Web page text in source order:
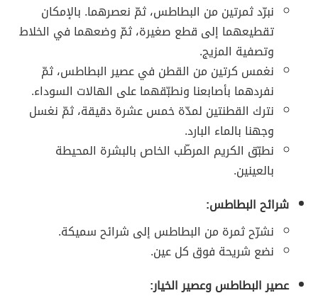
نبرّد ثمرتين من البطاطس، ثمّ نعصرهما. بالإمكان
تقطيعهما إلى قطع صغيرة، ثمّ وضعهما في الخلاط
وتصفية المزيج.
نغمس كرتين من القطن في عصير البطاطس، ثمّ
نفردهما بأصابعنا ونطبّقهما على الهالات السوداء.
نترك القطنتين لمدّة خمس عشرة دقيقة، ثمّ نغسل
وجهنا بالماء البارد.
نطبّق الكريم المرطّب الخاص بالبشرة المحيطة
بالعينين.
شرائح البطاطس:
نشرّح ثمرة من البطاطس إلى شرائح سميكة.
نضع شريحة فوق كل عين.
عصير البطاطس وعصير الخيار: